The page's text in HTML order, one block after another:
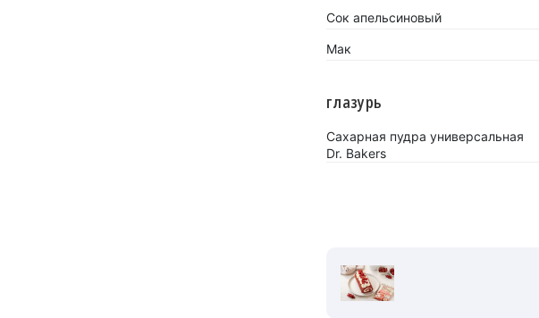
Сок апельсиновый
Мак
глазурь
Сахарная пудра универсальная
Dr. Bakers